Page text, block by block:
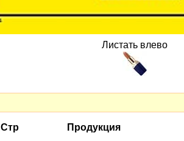
Листать влево
Стр
Продукция